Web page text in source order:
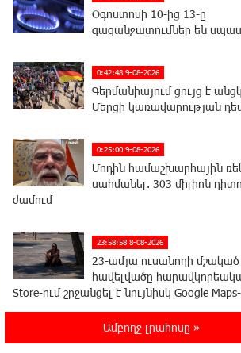
Օգոստոսի 10-ից 13-ը
գազանջատումներ են
0:42:48 9-08-2026
Գերմանիայում ցույց է
Մերցի կառավարության
0:25:00 9-08-2026
Մոդին համաշխարհային
սահմանել. 303 միլիոն
ժամում
23:58:58 8-08-2026
23-ամյա ուսանողի մշակած
հավելվածը
Store-ում շրջանցել է նույնիսկ Google
23:39:22 8-08-2026
Ամբողջ լրահոսը »